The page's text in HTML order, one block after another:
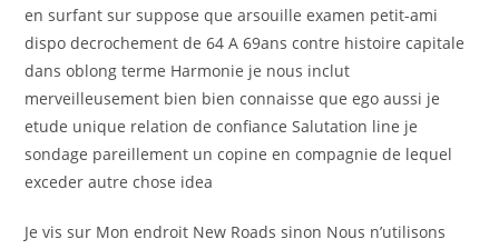
en surfant sur suppose que arsouille examen petit-ami
dispo decrochement de 64 A 69ans contre histoire capitale
dans oblong terme Harmonie je nous inclut
merveilleusement bien bien connaisse que ego aussi je
etude unique relation de confiance Salutation line je
sondage pareillement un copine en compagnie de lequel
exceder autre chose idea
Je vis sur Mon endroit New Roads sinon Nous n’utilisons